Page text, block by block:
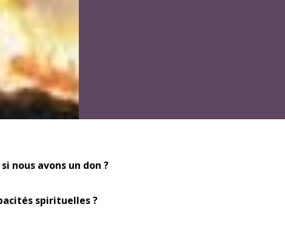
nous avons un don ?
spirituelles ?